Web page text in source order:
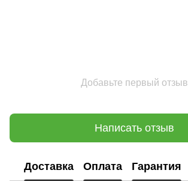
Добавьте первый отзыв
Написать отзыв
Доставка Оплата Гарантия